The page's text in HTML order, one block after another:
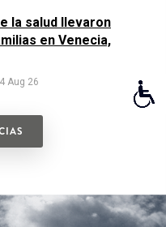
la salud llevaron
en Venecia,
Aug 26